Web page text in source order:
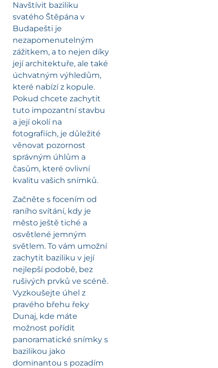
Navštívit baziliku
svatého Štěpána v
Budapešti je
nezapomenutelným
zážitkem, a to nejen díky
její architektuře, ale také
úchvatným výhledům,
které nabízí z kopule.
Pokud chcete zachytit
tuto impozantní stavbu
a její okolí na
fotografiích, je důležité
věnovat pozornost
správným úhlům a
časům, které ovlivní
kvalitu vašich snímků.
Začněte s focením od
raního svítání, kdy je
město ještě tiché a
osvětlené jemným
světlem. To vám umožní
zachytit baziliku v její
nejlepší podobě, bez
rušivých prvků ve scéně.
Vyzkoušejte úhel z
pravého břehu řeky
Dunaj, kde máte
možnost pořídit
panoramatické snímky s
bazilikou jako
dominantou s pozadím